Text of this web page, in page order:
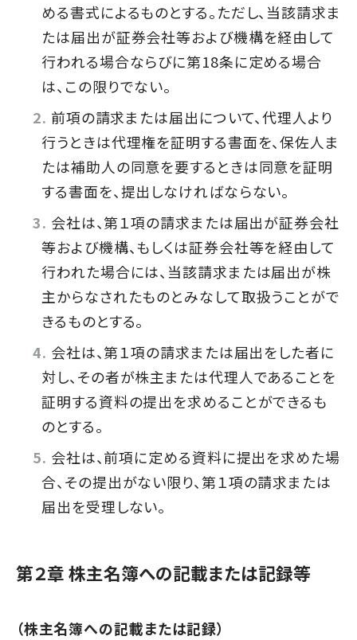
める書式によるものとする。ただし、当該請求ま
たは届出が証券会社等および機構を経由して
行われる場合ならびに第18条に定める場合
は、この限りでない。
前項の請求または届出について、代理人より
行うときは代理権を証明する書面を、保佐人ま
たは補助人の同意を要するときは同意を証明
する書面を、提出しなければならない。
会社は、第１項の請求または届出が証券会社
等および機構、もしくは証券会社等を経由して
行われた場合には、当該請求または届出が株
主からなされたものとみなして取扱うことがで
きるものとする。
会社は、第１項の請求または届出をした者に
対し、その者が株主または代理人であることを
証明する資料の提出を求めることができるも
のとする。
会社は、前項に定める資料に提出を求めた場
合、その提出がない限り、第１項の請求または
届出を受理しない。
第２章 株主名簿への記載または記録等
（株主名簿への記載または記録）